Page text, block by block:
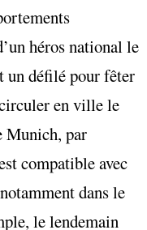
héros national le
un défilé pour fêter
en ville le
Munich, par
compatible avec
dans le
le lendemain